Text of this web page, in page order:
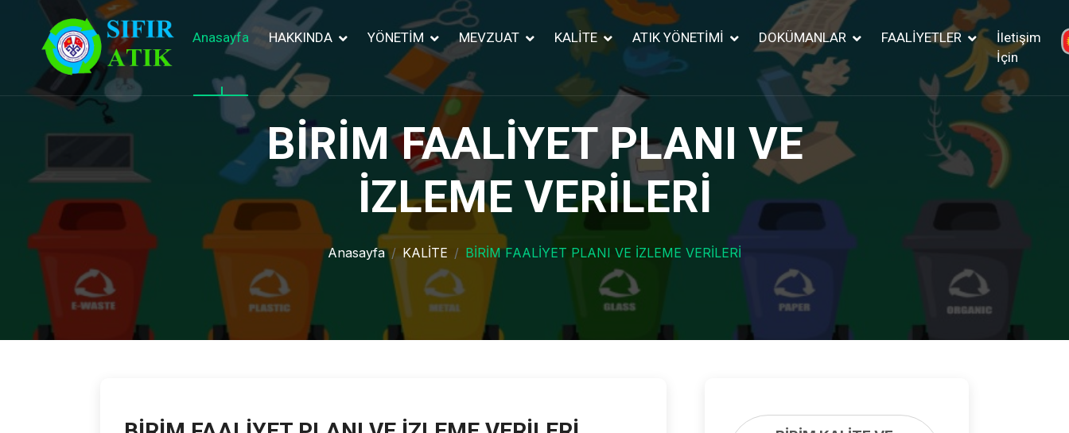
Anasayfa HAKKINDA YÖNETİM MEVZUAT KALİTE ATIK YÖNETİMİ DOKÜMANLAR FAALİYETLER
İletişim
İçin
BİRİM FAALİYET PLANI VE
İZLEME VERİLERİ
Anasayfa KALİTE BİRİM FAALİYET PLANI VE İZLEME VERİLERİ